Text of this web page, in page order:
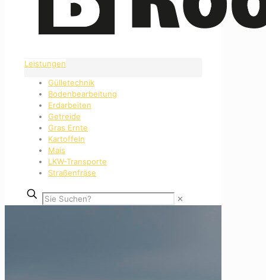
Leistungen
Gülletechnik
Bodenbearbeitung
Erdarbeiten
Getreide
Gras Ernte
Kartoffeln
Mais
LKW-Transporte
Straßenfräse
✕